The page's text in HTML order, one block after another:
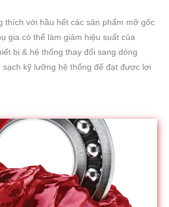
thích với hầu hết các sản phẩm mỡ gốc
gia có thể làm giảm hiệu suất của
bị & hệ thống thay đổi sang dòng
sạch kỹ lưỡng hệ thống để đạt được lợi